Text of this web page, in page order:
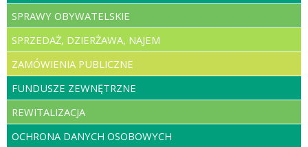
SPRAWY OBYWATELSKIE
SPRZEDAŻ, DZIERŻAWA, NAJEM
ZAMÓWIENIA PUBLICZNE
FUNDUSZE ZEWNĘTRZNE
REWITALIZACJA
OCHRONA DANYCH OSOBOWYCH